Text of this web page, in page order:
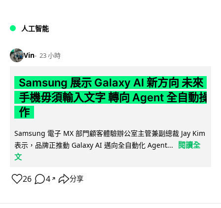
人工智能
Vin 23 小時
Samsung 展示 Galaxy AI 新方向 未來
手機毋須輸入文字 轉向 Agent 全自動操
作
Samsung 電子 MX 部門顧客體驗辦公室主管兼副總裁 Jay Kim
表示，品牌正推動 Galaxy AI 邁向全自動化 Agent...
閱讀全
文
26 4 ↗ 分享